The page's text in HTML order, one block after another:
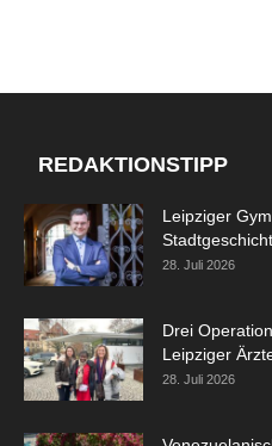
REDAKTIONSTIPP
Leipziger
28. Juli 2026
Drei
Leipziger
28. Juli 2026